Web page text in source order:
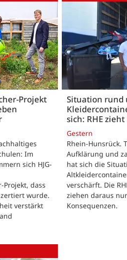
Projekt
Im
sich HJG-
Projekt, dass
wurde.
verstärkt
Situation rund
sich: RHE
Gestern
Rhein-Hunsrück.
Aufklärung und
hat sich die
verschärft. Die
ziehen daraus
Konsequenzen.